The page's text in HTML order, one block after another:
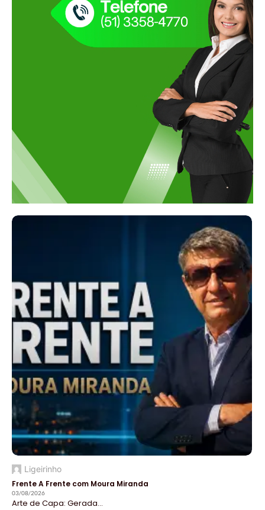
Ligeirinho
Frente A Frente com Moura Miranda
03/08/2026
Arte de Capa: Gerada...